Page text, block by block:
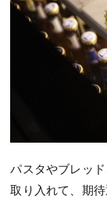
パスタやブレッ
取り入れて、期